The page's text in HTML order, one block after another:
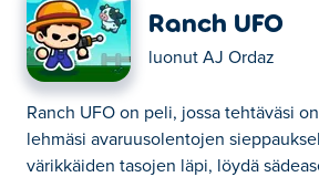
Ranch UFO
luonut AJ Ordaz
Ranch UFO on peli, jossa tehtäväsi
lehmäsi avaruusolentojen
värikkäiden tasojen läpi, löydä